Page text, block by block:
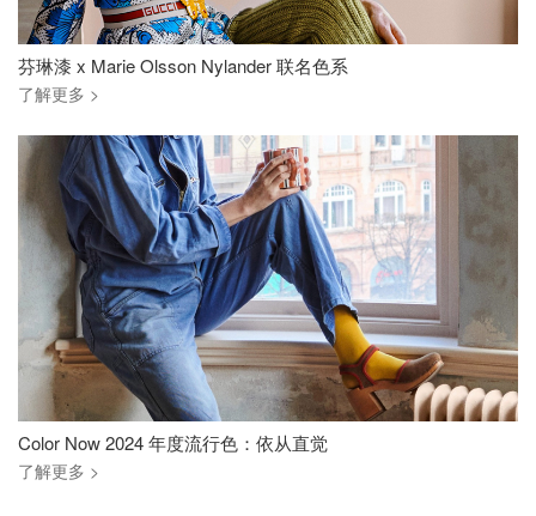
芬琳漆 x Marie Olsson Nylander 联名色系
了解更多 >
Color Now 2024 年度流行色：依从直觉
了解更多 >